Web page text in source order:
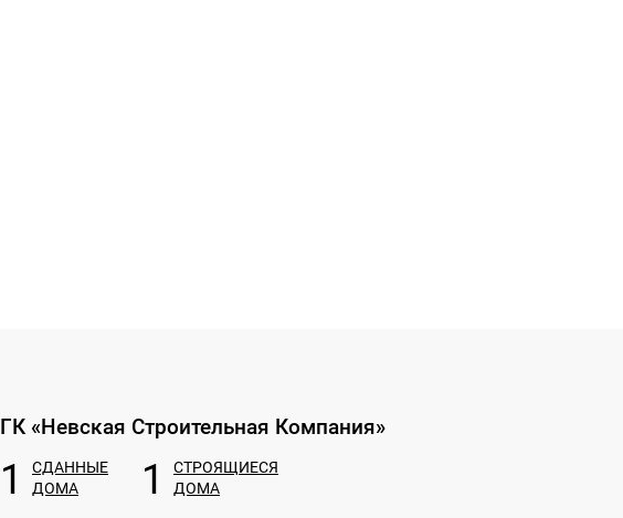
ГК «Невская Строительная Компания»
1
СДАННЫЕ
ДОМА
1
СТРОЯЩИЕСЯ
ДОМА